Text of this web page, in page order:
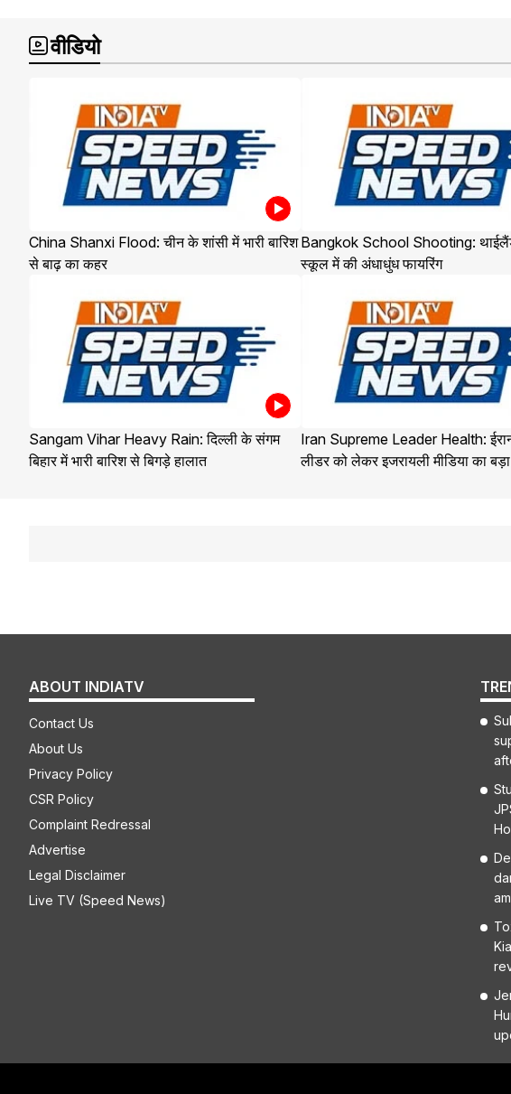
वीडियो
China Shanxi Flood: चीन के शांसी में भारी बारिश
से बाढ़ का कहर
Bangkok School Shooting:
स्कूल में की अंधाधुंध फायरिंग
Sangam Vihar Heavy Rain: दिल्ली के संगम
बिहार में भारी बारिश से बिगड़े हालात
Iran Supreme Leader Health:
लीडर को लेकर इजरायली मीडिया का बड़ा
ABOUT INDIATV
Contact Us
About Us
Privacy Policy
CSR Policy
Complaint Redressal
Advertise
Legal Disclaimer
Live TV (Speed News)